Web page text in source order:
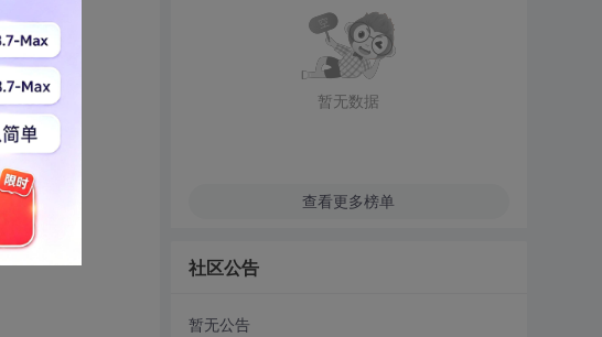
暂无数据
查看更多榜单
社区公告
暂无公告